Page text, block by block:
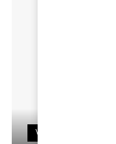
VIDEOS